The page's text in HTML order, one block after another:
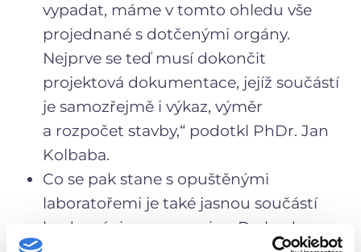
vypadat, máme v tomto ohledu vše
projednané s dotčenými orgány.
Nejprve se teď musí dokončit
projektová dokumentace, jejíž součástí
je samozřejmě i výkaz, výměr
a rozpočet stavby,“ podotkl PhDr. Jan
Kolbaba.
Co se pak stane s opuštěnými
laboratořemi je také jasnou součástí
budoucí vize nemocnice. Do budovy